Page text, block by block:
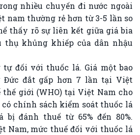
nhiều chuyến đi nước ngoài
nam thường rẻ hơn từ 3-5 lần so
thấy rõ sự liên kết giữa giá bia
thụ khủng khiếp của dân nhậu
tự đối với thuốc lá. Giá một bao
Đức đắt gấp hơn 7 lần tại Việt
thế giới (WHO) tại Việt Nam cho
chính sách kiểm soát thuốc lá
bị đánh thuế từ 65% đến 80%.
Nam, mức thuế đối với thuốc lá